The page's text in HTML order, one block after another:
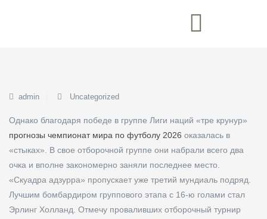
admin Uncategorized
Однако благодаря победе в группе Лиги наций «тре крунур»
прогнозы чемпионат мира по футболу 2026 оказалась в
«стыках». В свое отборочной группе они набрали всего два
очка и вполне закономерно заняли последнее место.
«Скуадра адзурра» пропускает уже третий мундиаль подряд.
Лучшим бомбардиром группового этапа с 16-ю голами стал
Эрлинг Холланд. Отмечу проваливших отборочный турнир